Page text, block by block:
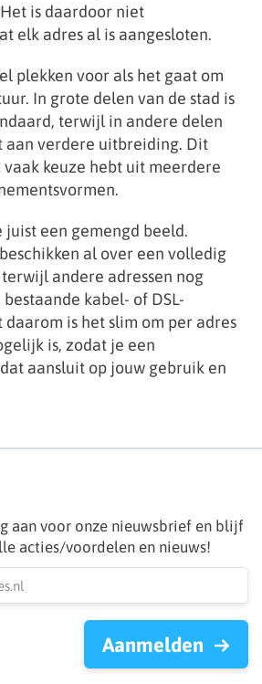
is daardoor niet
elk adres al is aangesloten.
plekken voor als het gaat om
In grote delen van de stad is
terwijl in andere delen
aan verdere uitbreiding. Dit
keuze hebt uit meerdere
juist een gemengd beeld.
al over een volledig
andere adressen nog
kabel- of DSL-
is het slim om per adres
is, zodat je een
aansluit op jouw gebruik en
aan voor onze nieuwsbrief en blijf
acties/voordelen en nieuws!
Aanmelden